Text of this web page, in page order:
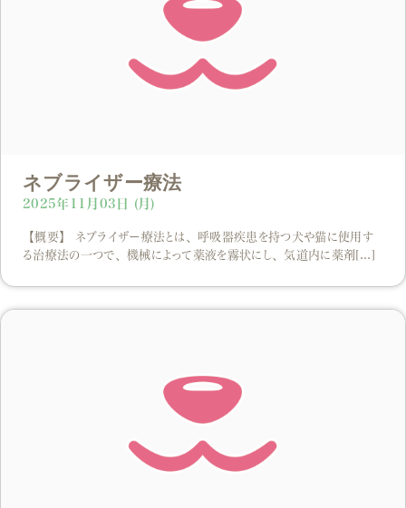
ネブライザー療法
2025年11月03日 (月)
【概要】 ネブライザー療法とは、呼吸器疾患を持つ犬や猫に使用す
る治療法の一つで、機械によって薬液を霧状にし、気道内に薬剤[...]